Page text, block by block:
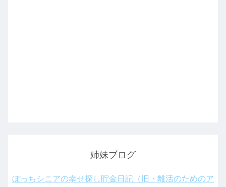
姉妹ブログ
ぼっちシニアの幸せ探し貯金日記（旧・離活のためのア